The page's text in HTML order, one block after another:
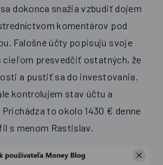
dokonca snažia vzbudiť dojem
komentárov pod
Falošné účty popisujú svoje
presvedčiť ostatných, že
a pustiť sa do investovania.
kontrolujem stav účtu a
to okolo 1430 € denne
s menom Rastislav.